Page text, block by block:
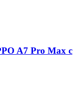
A7 Pro Max с